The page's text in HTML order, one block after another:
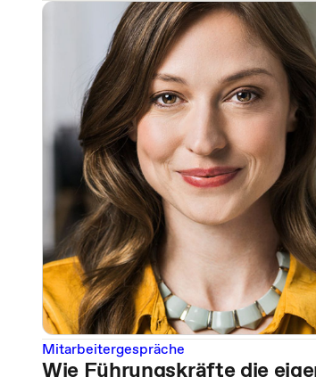
Mitarbeitergespräche
Wie Führungskräfte die